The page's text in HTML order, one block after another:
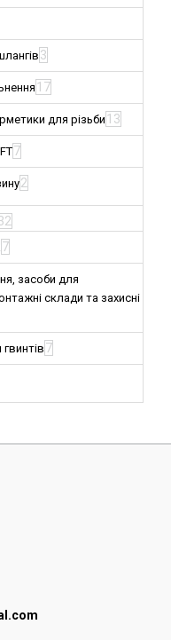
3
17
для різьби 13
7
2
7
засоби для
склади та захисні
7